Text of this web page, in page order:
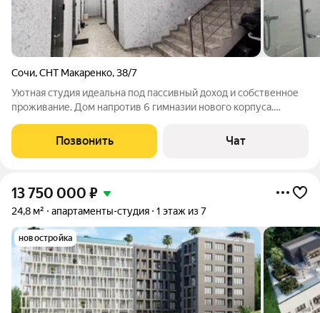
Сочи,СНТ Макаренко,38/7
Уютная студия идеальна под пассивный доход и собственное
проживание. Дом напротив 6 гимназии нового корпуса.
пройдет. Вся сумма в договоре! Возможен торг.
Позвонить Чат
13 750 000 ₽
24,8 м² апартаменты-студия 1 этаж из 7
новостройка